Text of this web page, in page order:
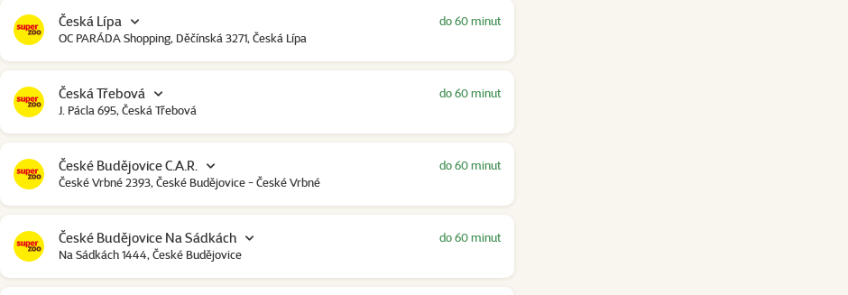
Česká Lípa
OC PARÁDA Shopping, Děčínská 3271, Česká Lípa
do 60 minut
Česká Třebová
J. Pácla 695, Česká Třebová
do 60 minut
České Budějovice C.A.R.
České Vrbné 2393, České Budějovice - České Vrbné
do 60 minut
České Budějovice Na Sádkách
Na Sádkách 1444, České Budějovice
do 60 minut